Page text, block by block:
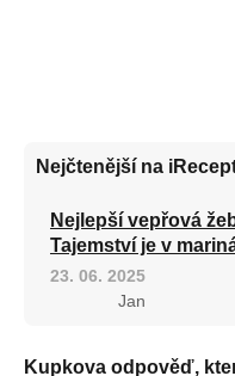
Nejčtenější na
Nejlepší vepřová
Tajemství je v
23. 06. 2025
Jan
Kupkova odpověď,